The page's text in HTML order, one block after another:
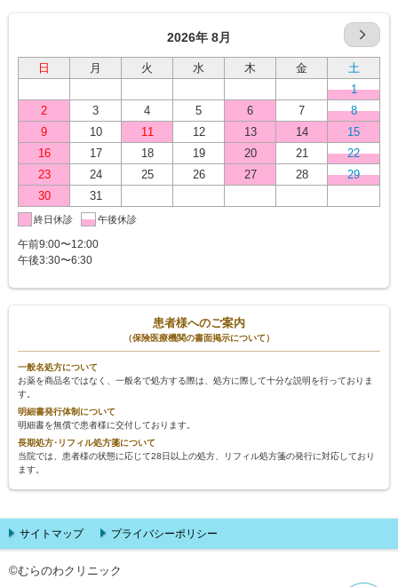
2026年 8月
日 月 火 水 木 金
土
1
2
3 4 5 6 7
8
9
10 11 12 13 14
15
16
17 18 19 20 21
22
23
24 25 26 27 28
29
30
31
終日休診 午後休診
午前9:00〜12:00
午後3:30〜6:30
患者様へのご案内
（保険医療機関の書面掲示について）
一般名処方について
お薬を商品名ではなく、一般名で処方する際は、処方に際して十分な説明を行っておりま
す。
明細書発行体制について
明細書を無償で患者様に交付しております。
長期処方･リフィル処方箋について
当院では、患者様の状態に応じて28日以上の処方、リフィル処方箋の発行に対応しており
ます。
サイトマップ プライバシーポリシー
©むらのわクリニック